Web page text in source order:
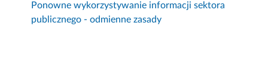
Ponowne wykorzystywanie informacji sektora
publicznego - odmienne zasady